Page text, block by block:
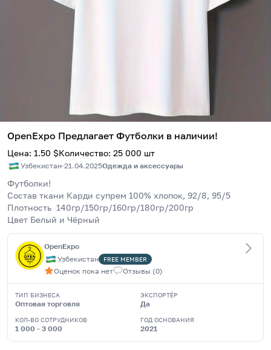
OpenExpo Предлагает Футболки в наличии!
Цена: 1.50 $Количество: 25 000 шт
Узбекистан·21.04.2025Одежда и аксессуары
Футболки!
Состав ткани Карди супрем 100% хлопок, 92/8, 95/5
Плотность  140гр/150гр/160гр/180гр/200гр
Цвет Белый и Чёрный
OpenExpo
Узбекистан
FREE MEMBER
Оценок пока нет Отзывы (0)
ТИП БИЗНЕСА
Оптовая торговля
ЭКСПОРТЁР
Да
КОЛ-ВО СОТРУДНИКОВ
1 000 - 3 000
ГОД ОСНОВАНИЯ
2021